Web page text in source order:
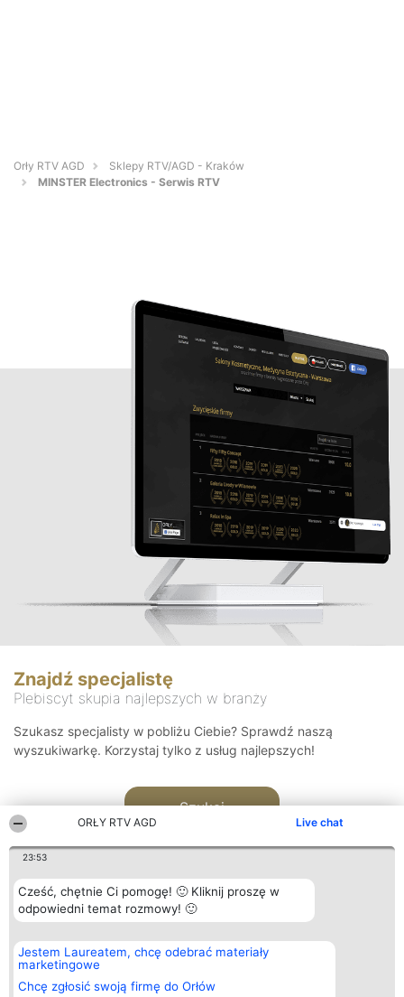
ORŁY RTV AGD Live chat
23:53
Cześć, chętnie Ci pomogę! 🙂 Kliknij proszę w
odpowiedni temat rozmowy! 🙂
Jestem Laureatem, chcę odebrać materiały
marketingowe
Chcę zgłosić swoją firmę do Orłów
Orły RTV AGD
Sklepy RTV/AGD - Kraków
MINSTER Electronics - Serwis RTV
Znajdź specjalistę
Plebiscyt skupia najlepszych w branży
Szukasz specjalisty w pobliżu Ciebie? Sprawdź naszą
wyszukiwarkę. Korzystaj tylko z usług najlepszych!
Szukaj
Organizator plebiscytu
Bright Side Solutions sp. z o.
o. sp. k.
ul. Ruska 22
Wrocław 50-079
Plebiscyt
Laureaci
wszystkich
Laureatów
Kontakt
Kontakt